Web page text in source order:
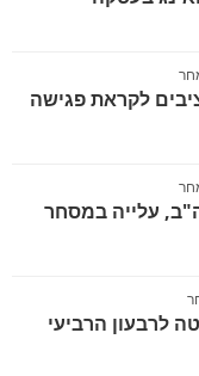
לקראת פגישה
עלייה במסחר
לרבעון הרביעי